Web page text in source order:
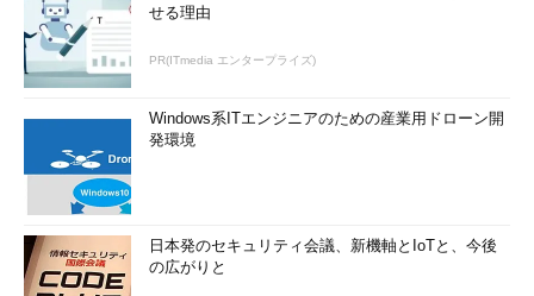
せる理由
PR(ITmedia エンタープライズ)
Windows系ITエンジニアのための産業用ドローン開
発環境
日本発のセキュリティ会議、新機軸とIoTと、今後
の広がりと